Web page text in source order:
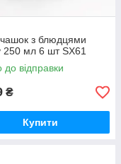
з блюдцями
250 мл 6 шт SX61
до відправки
₴
Купити